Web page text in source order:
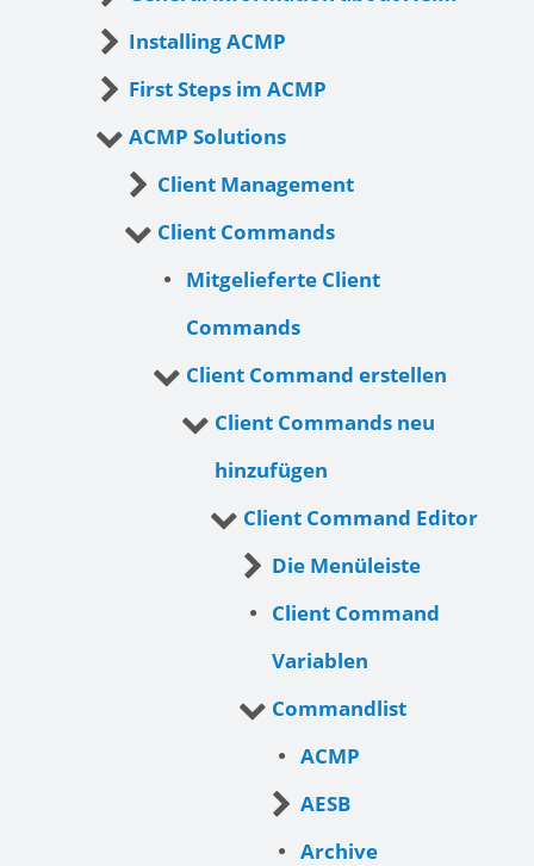
Installing ACMP
First Steps im ACMP
ACMP Solutions
Client Management
Client Commands
Mitgelieferte Client
Commands
Client Command erstellen
Client Commands neu
hinzufügen
Client Command Editor
Die Menüleiste
Client Command
Variablen
Commandlist
ACMP
AESB
Archive